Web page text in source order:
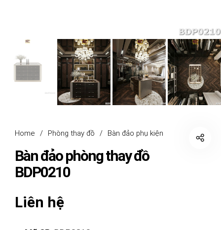
Home / Phòng thay đồ / Bàn đảo phụ kiện
Bàn đảo phòng thay đồ
BDP0210
Liên hệ